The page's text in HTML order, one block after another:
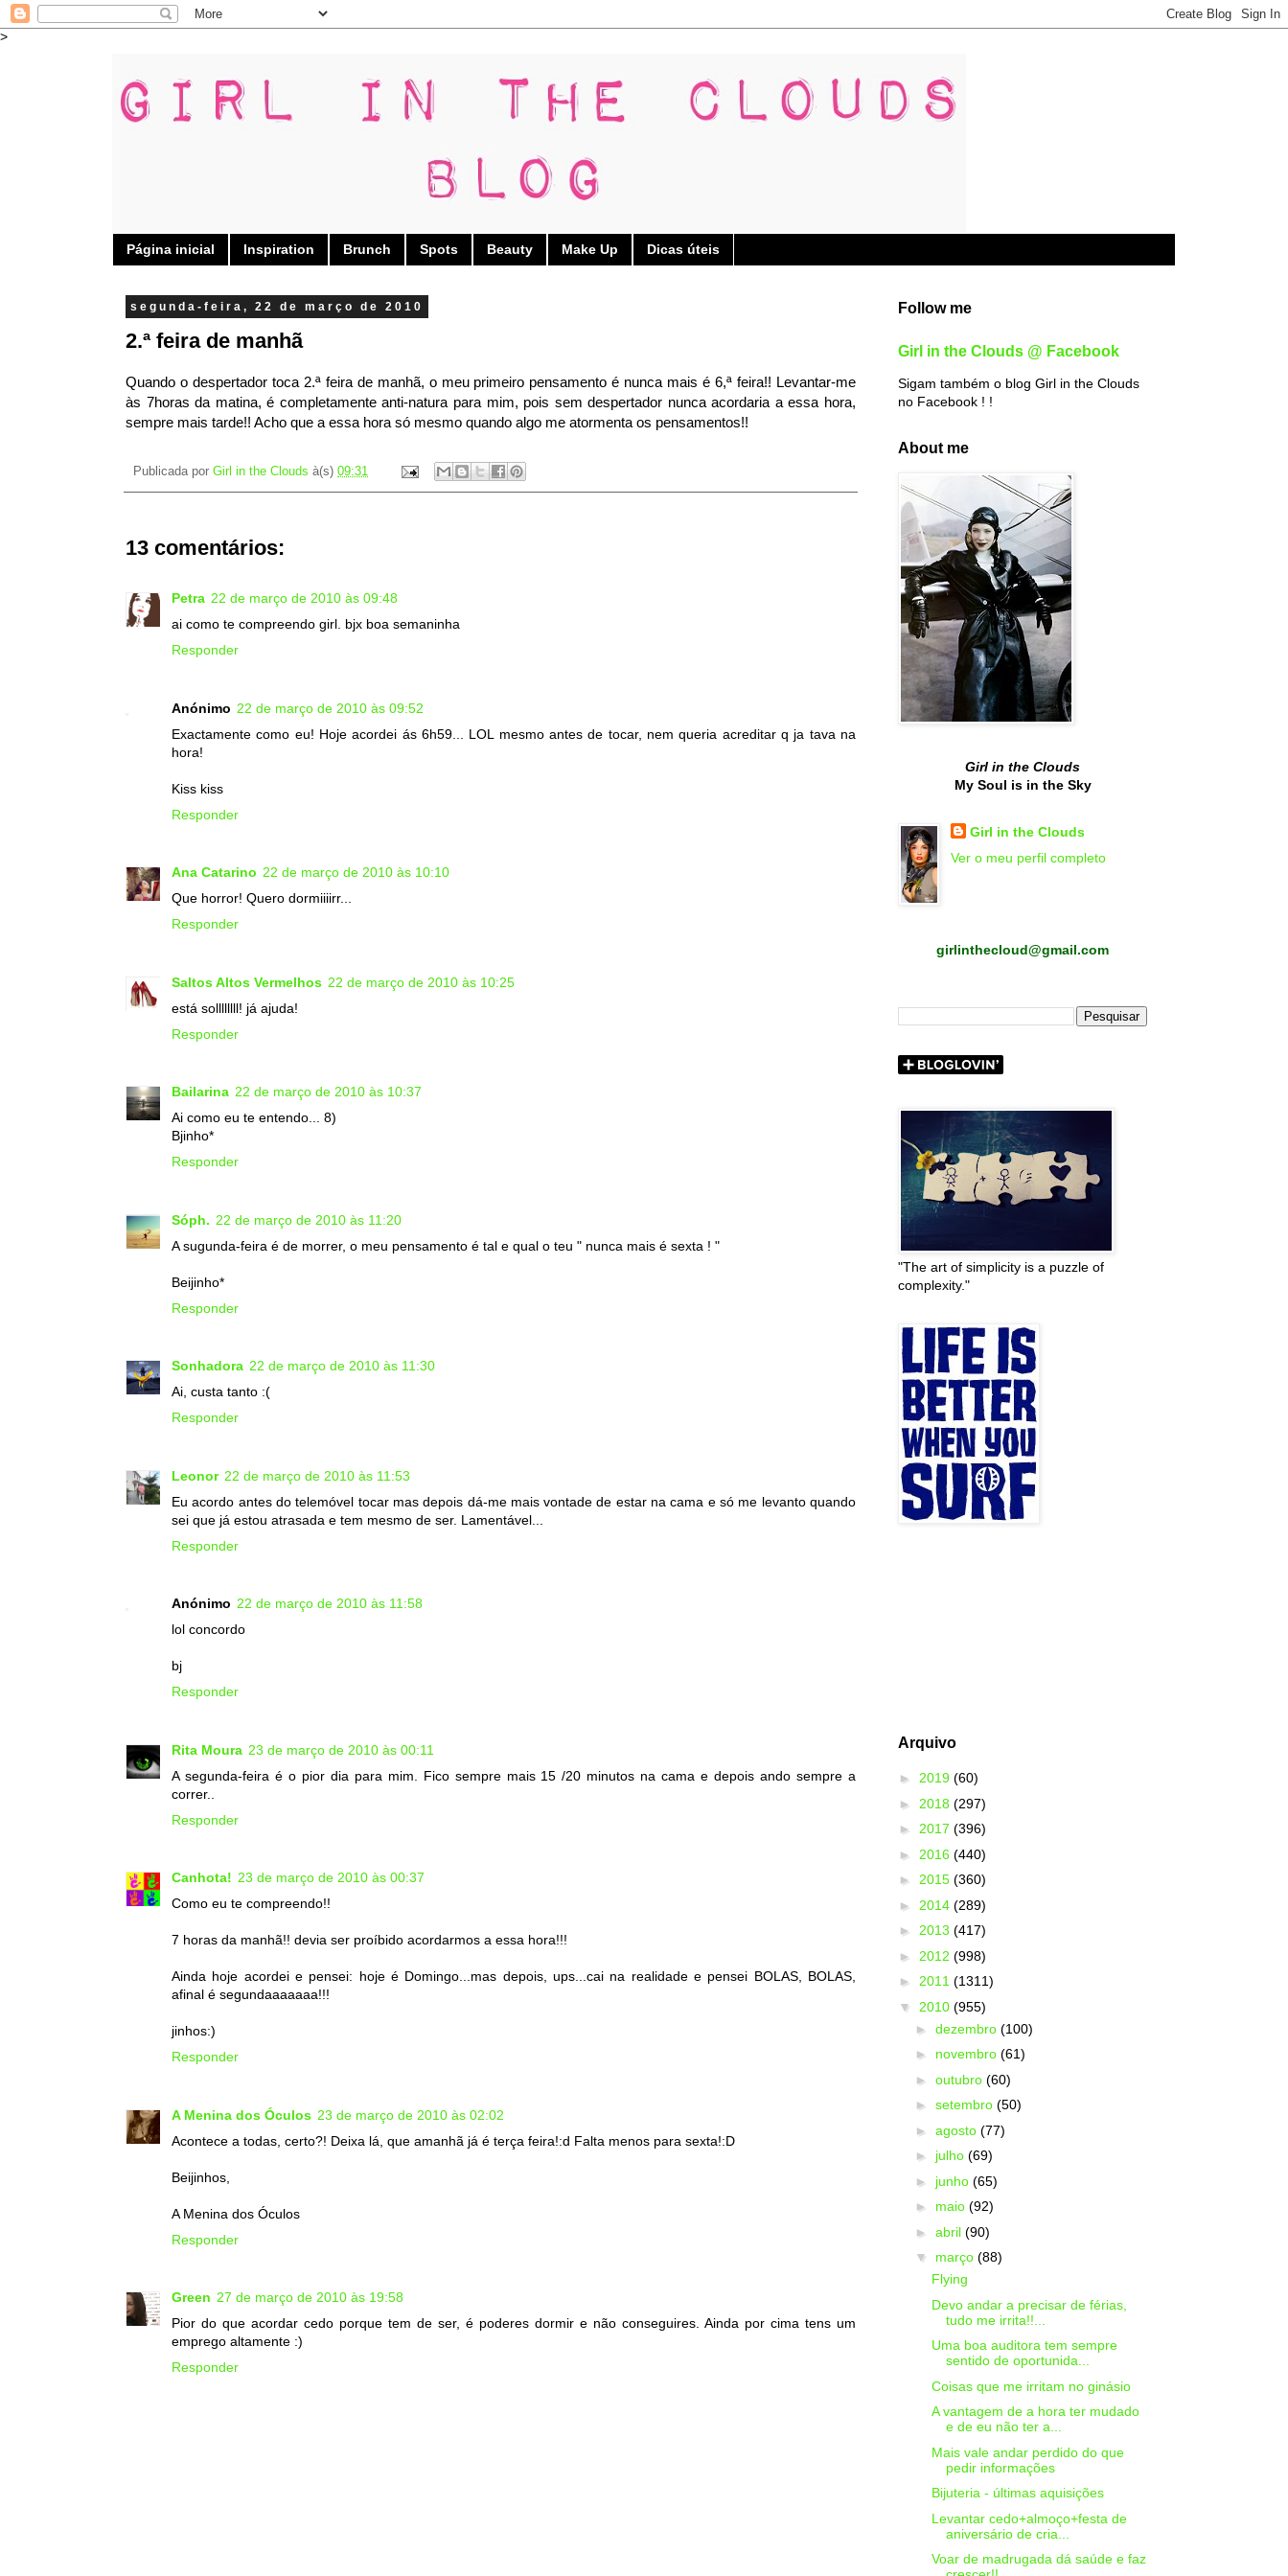
>
Página inicial Inspiration Brunch Spots Beauty Make Up Dicas úteis
segunda-feira, 22 de março de 2010
2.ª feira de manhã
Quando o despertador toca 2.ª feira de manhã, o meu primeiro pensamento é nunca mais é 6,ª feira!! Levantar-me
às 7horas da matina, é completamente anti-natura para mim, pois sem despertador nunca acordaria a essa hora,
sempre mais tarde!! Acho que a essa hora só mesmo quando algo me atormenta os pensamentos!!
Publicada por Girl in the Clouds à(s) 09:31
13 comentários:
Petra 22 de março de 2010 às 09:48
ai como te compreendo girl. bjx boa semaninha
Responder
Anónimo 22 de março de 2010 às 09:52
Exactamente como eu! Hoje acordei ás 6h59... LOL mesmo antes de tocar, nem queria acreditar q ja tava na
hora!
Kiss kiss
Responder
Ana Catarino 22 de março de 2010 às 10:10
Que horror! Quero dormiiiirr...
Responder
Saltos Altos Vermelhos 22 de março de 2010 às 10:25
está sollllllll! já ajuda!
Responder
Bailarina 22 de março de 2010 às 10:37
Ai como eu te entendo... 8)
Bjinho*
Responder
Sóph. 22 de março de 2010 às 11:20
A sugunda-feira é de morrer, o meu pensamento é tal e qual o teu " nunca mais é sexta ! "
Beijinho*
Responder
Sonhadora 22 de março de 2010 às 11:30
Ai, custa tanto :(
Responder
Leonor 22 de março de 2010 às 11:53
Eu acordo antes do telemóvel tocar mas depois dá-me mais vontade de estar na cama e só me levanto quando
sei que já estou atrasada e tem mesmo de ser. Lamentável...
Responder
Anónimo 22 de março de 2010 às 11:58
lol concordo
bj
Responder
Rita Moura 23 de março de 2010 às 00:11
A segunda-feira é o pior dia para mim. Fico sempre mais 15 /20 minutos na cama e depois ando sempre a
correr..
Responder
Canhota! 23 de março de 2010 às 00:37
Como eu te compreendo!!
7 horas da manhã!! devia ser proíbido acordarmos a essa hora!!!
Ainda hoje acordei e pensei: hoje é Domingo...mas depois, ups...cai na realidade e pensei BOLAS, BOLAS,
afinal é segundaaaaaaa!!!
jinhos:)
Responder
A Menina dos Óculos 23 de março de 2010 às 02:02
Acontece a todas, certo?! Deixa lá, que amanhã já é terça feira!:d Falta menos para sexta!:D
Beijinhos,
A Menina dos Óculos
Responder
Green 27 de março de 2010 às 19:58
Pior do que acordar cedo porque tem de ser, é poderes dormir e não conseguires. Ainda por cima tens um
emprego altamente :)
Responder
Follow me
Girl in the Clouds @ Facebook
Sigam também o blog Girl in the Clouds
no Facebook ! !
About me
Girl in the Clouds
My Soul is in the Sky
Girl in the Clouds
Ver o meu perfil completo
girlinthecloud@gmail.com
"The art of simplicity is a puzzle of
complexity."
Arquivo
► 2019 (60)
► 2018 (297)
► 2017 (396)
► 2016 (440)
► 2015 (360)
► 2014 (289)
► 2013 (417)
► 2012 (998)
► 2011 (1311)
▼ 2010 (955)
► dezembro (100)
► novembro (61)
► outubro (60)
► setembro (50)
► agosto (77)
► julho (69)
► junho (65)
► maio (92)
► abril (90)
▼ março (88)
Flying
Devo andar a precisar de férias,
tudo me irrita!!...
Uma boa auditora tem sempre
sentido de oportunida...
Coisas que me irritam no ginásio
A vantagem de a hora ter mudado
e de eu não ter a...
Mais vale andar perdido do que
pedir informações
Bijuteria - últimas aquisições
Levantar cedo+almoço+festa de
aniversário de cria...
Voar de madrugada dá saúde e faz